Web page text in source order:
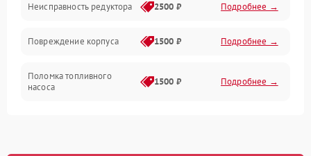
Неисправность редуктора 2500 ₽ Подробнее →
Повреждение корпуса 1500 ₽ Подробнее →
Поломка топливного
насоса
1500 ₽ Подробнее →